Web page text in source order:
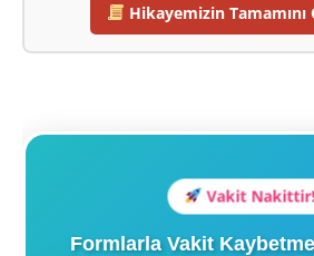
Hikayemizin
Vakit Nakittir!
Formlarla Vakit